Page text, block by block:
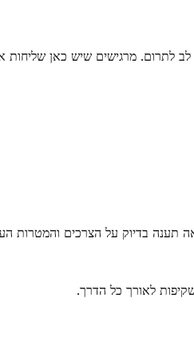
לתרום. מרגישים שיש כאן שליחות
תענה בדיוק על הצרכים והמטרות
לאורך כל הדרך.